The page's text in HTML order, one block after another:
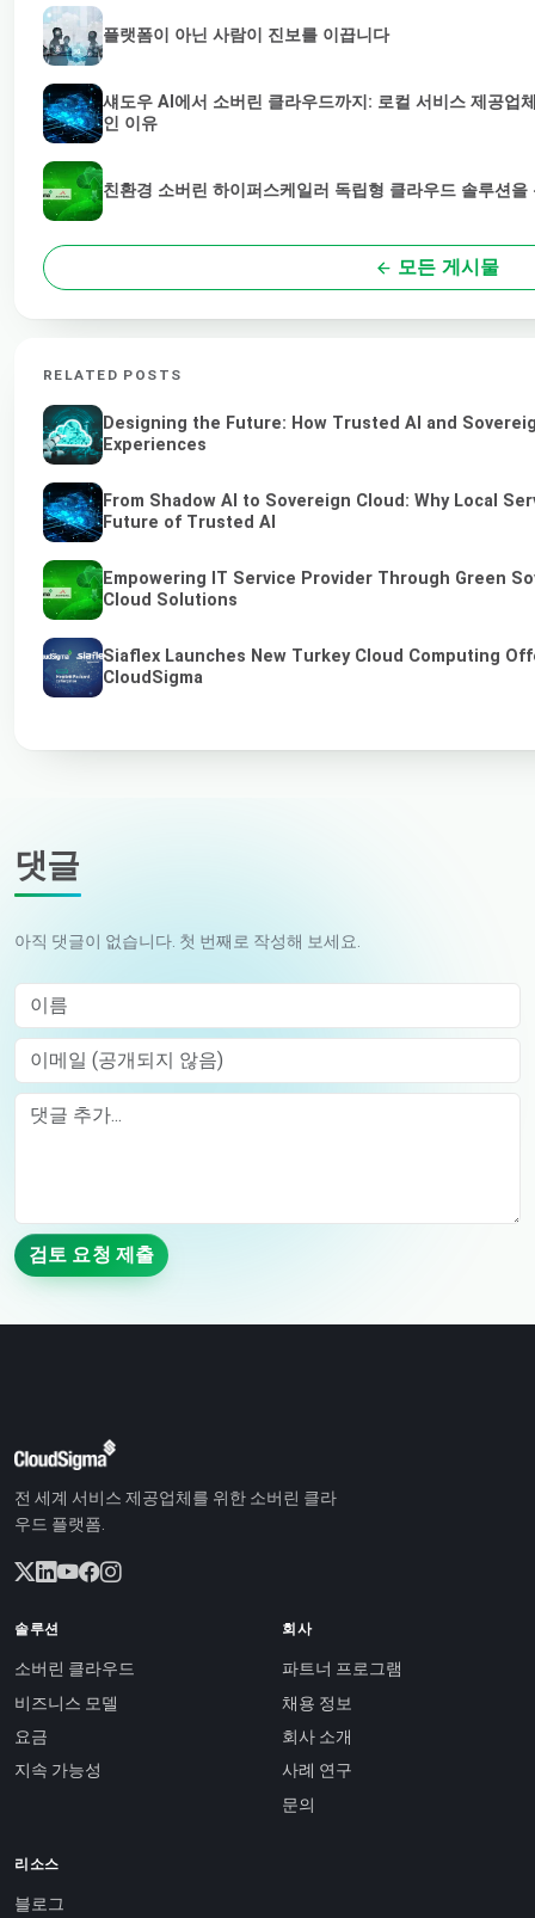
플랫폼이 아닌 사람이 진보를 이끕니다
섀도우 AI에서 소버린 클라우드까지: 로컬 서비스 제공업
인 이유
친환경 소버린 하이퍼스케일러 독립형 클라우드 솔루션
모든 게시물
RELATED POSTS
Designing the Future: How Trusted AI and
Experiences
From Shadow AI to Sovereign Cloud: Why Local
Future of Trusted AI
Empowering IT Service Provider Through Green
Cloud Solutions
Siaflex Launches New Turkey Cloud Computing
CloudSigma
댓글
아직 댓글이 없습니다. 첫 번째로 작성해 보세요.
이름
이메일 (공개되지 않음)
Comment
검토 요청 제출
전 세계 서비스 제공업체를 위한 소버린 클라
우드 플랫폼.
솔루션
소버린 클라우드
비즈니스 모델
요금
지속 가능성
회사
파트너 프로그램
채용 정보
회사 소개
사례 연구
문의
리소스
블로그